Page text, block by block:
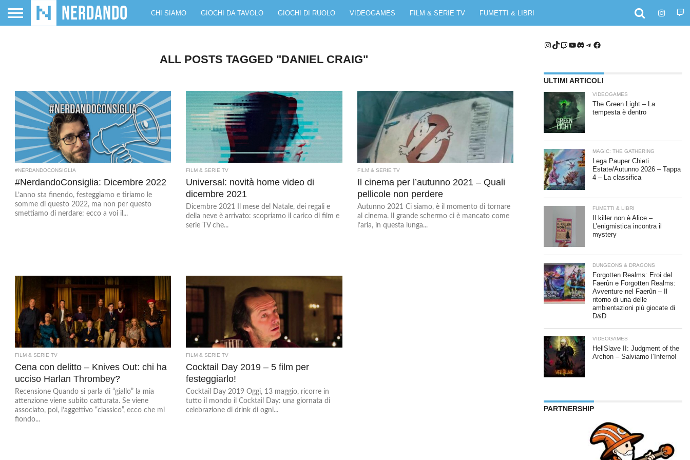
CHI SIAMO GIOCHI DA TAVOLO GIOCHI DI RUOLO VIDEOGAMES FILM & SERIE TV FUMETTI & LIBRI
ALL POSTS TAGGED "DANIEL CRAIG"
#NERDANDOCONSIGLIA
#NerdandoConsiglia: Dicembre 2022
L’anno sta finendo, festeggiamo e tiriamo le
somme di questo 2022, ma non per questo
smettiamo di nerdare: ecco a voi il...
FILM & SERIE TV
Universal: novità home video di
dicembre 2021
Dicembre 2021 Il mese del Natale, dei regali e
della neve è arrivato: scopriamo il carico di film e
serie TV che...
FILM & SERIE TV
Il cinema per l’autunno 2021 – Quali
pellicole non perdere
Autunno 2021 Ci siamo, è il momento di tornare
al cinema. Il grande schermo ci è mancato come
l’aria, in questa lunga...
FILM & SERIE TV
Cena con delitto – Knives Out: chi ha
ucciso Harlan Thrombey?
Recensione Quando si parla di “giallo” la mia
attenzione viene subito catturata. Se viene
associato, poi, l’aggettivo “classico”, ecco che mi
fiondo...
FILM & SERIE TV
Cocktail Day 2019 – 5 film per
festeggiarlo!
Cocktail Day 2019 Oggi, 13 maggio, ricorre in
tutto il mondo il Cocktail Day: una giornata di
celebrazione di drink di ogni...
Instagram
TikTok
Twitch
YouTube
Discord
Telegram
Facebook
ULTIMI ARTICOLI
VIDEOGAMES
The Green Light – La
tempesta è dentro
MAGIC: THE GATHERING
Lega Pauper Chieti
Estate/Autunno 2026 – Tappa
4 – La classifica
FUMETTI & LIBRI
Il killer non è Alice –
L’enigmistica incontra il
mystery
DUNGEONS & DRAGONS
Forgotten Realms: Eroi del
Faerûn e Forgotten Realms:
Avventure nel Faerûn – Il
ritorno di una delle
ambientazioni più giocate di
D&D
VIDEOGAMES
HellSlave II: Judgment of the
Archon – Salviamo l’Inferno!
PARTNERSHIP